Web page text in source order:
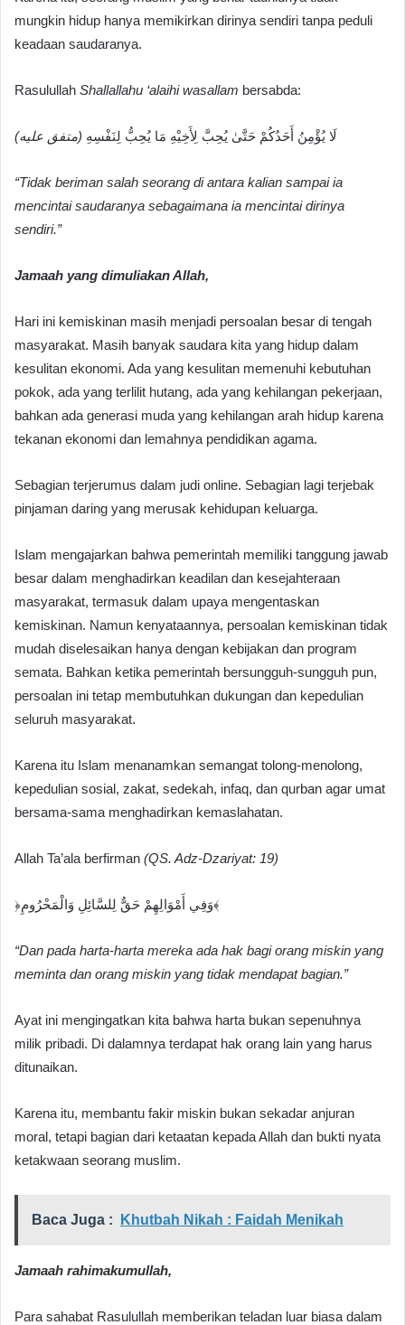
mungkin hidup hanya memikirkan dirinya sendiri tanpa peduli
keadaan saudaranya.
Rasulullah Shallallahu ‘alaihi wasallam bersabda:
لَا يُؤْمِنُ أَحَدُكُمْ حَتَّىٰ يُحِبَّ لِأَخِيْهِ مَا يُحِبُّ لِنَفْسِهِ (متفق عليه)
“Tidak beriman salah seorang di antara kalian sampai ia
mencintai saudaranya sebagaimana ia mencintai dirinya
sendiri.”
Jamaah yang dimuliakan Allah,
Hari ini kemiskinan masih menjadi persoalan besar di tengah
masyarakat. Masih banyak saudara kita yang hidup dalam
kesulitan ekonomi. Ada yang kesulitan memenuhi kebutuhan
pokok, ada yang terlilit hutang, ada yang kehilangan pekerjaan,
bahkan ada generasi muda yang kehilangan arah hidup karena
tekanan ekonomi dan lemahnya pendidikan agama.
Sebagian terjerumus dalam judi online. Sebagian lagi terjebak
pinjaman daring yang merusak kehidupan keluarga.
Islam mengajarkan bahwa pemerintah memiliki tanggung jawab
besar dalam menghadirkan keadilan dan kesejahteraan
masyarakat, termasuk dalam upaya mengentaskan
kemiskinan. Namun kenyataannya, persoalan kemiskinan tidak
mudah diselesaikan hanya dengan kebijakan dan program
semata. Bahkan ketika pemerintah bersungguh-sungguh pun,
persoalan ini tetap membutuhkan dukungan dan kepedulian
seluruh masyarakat.
Karena itu Islam menanamkan semangat tolong-menolong,
kepedulian sosial, zakat, sedekah, infaq, dan qurban agar umat
bersama-sama menghadirkan kemaslahatan.
Allah Ta’ala berfirman (QS. Adz-Dzariyat: 19)
﴿وَفِي أَمْوَالِهِمْ حَقٌّ لِلسَّائِلِ وَالْمَحْرُومِ﴾
“Dan pada harta-harta mereka ada hak bagi orang miskin yang
meminta dan orang miskin yang tidak mendapat bagian.”
Ayat ini mengingatkan kita bahwa harta bukan sepenuhnya
milik pribadi. Di dalamnya terdapat hak orang lain yang harus
ditunaikan.
Karena itu, membantu fakir miskin bukan sekadar anjuran
moral, tetapi bagian dari ketaatan kepada Allah dan bukti nyata
ketakwaan seorang muslim.
Baca Juga : Khutbah Nikah : Faidah Menikah
Jamaah rahimakumullah,
Para sahabat Rasulullah memberikan teladan luar biasa dalam